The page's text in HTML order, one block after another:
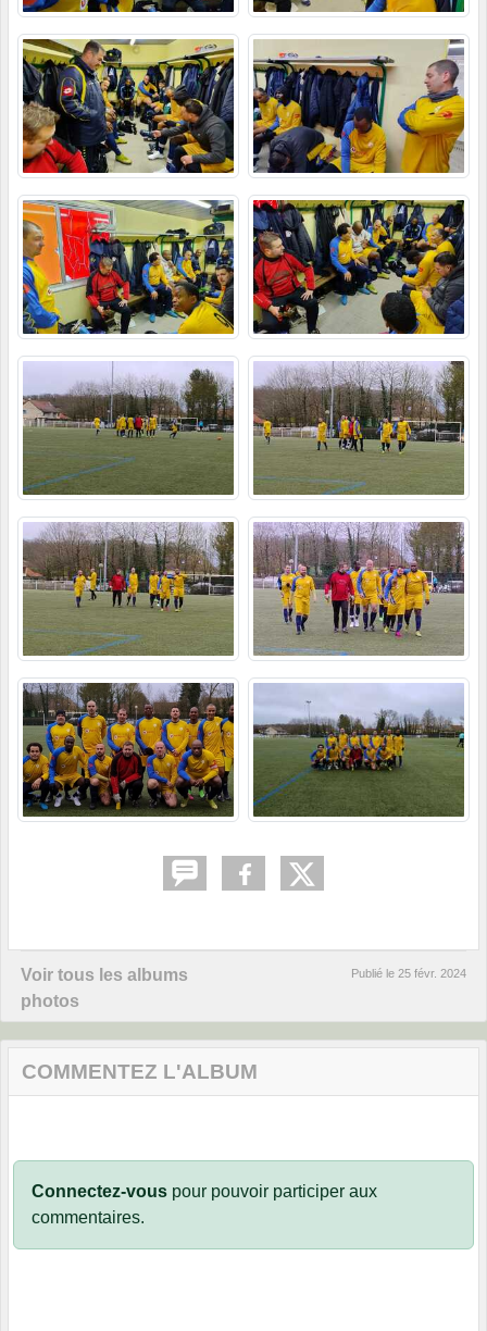
Voir tous les albums
photos
Publié le 25 févr. 2024
COMMENTEZ L'ALBUM
Connectez-vous pour pouvoir participer aux
commentaires.